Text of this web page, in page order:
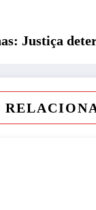
Justiça